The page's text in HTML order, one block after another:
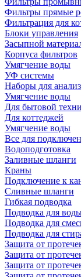
Фильтры прямые
Фильтрация для
Блоки управления
Засыпной
Корпуса фильтров
Умягчение воды
УФ системы
Наборы для
Умягчение воды
Для бытовой
Для коттеджей
Умягчение воды
Все для
Водоподготовка
Заливные шланги
Краны
Подключение к
Сливные шланги
Гибкая подводка
Подводка для
Подводка для
Подводка для
Защита от
Защита от
Защита от